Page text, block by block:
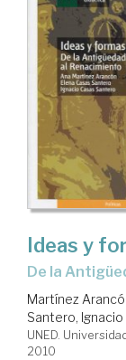
Ideas y
de la
Martínez
Santero, Ignacio
UNED.
2010